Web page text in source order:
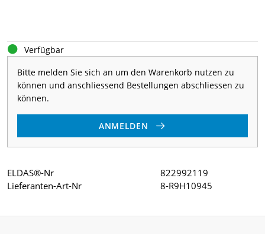
Verfügbar
Bitte melden Sie sich an um den Warenkorb nutzen zu
können und anschliessend Bestellungen abschliessen zu
können.
ANMELDEN
ELDAS®-Nr
822992119
Lieferanten-Art-Nr
8-R9H10945